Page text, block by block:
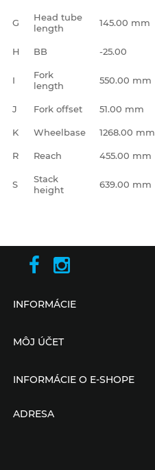
G
Head tube
length
145.00 mm
H BB -25.00
I
Fork
length
550.00 mm
J Fork offset 51.00 mm
K Wheelbase 1268.00 mm
R Reach 455.00 mm
S
Stack
height
639.00 mm
INFORMÁCIE
MÔJ ÚČET
INFORMÁCIE O E-SHOPE
ADRESA